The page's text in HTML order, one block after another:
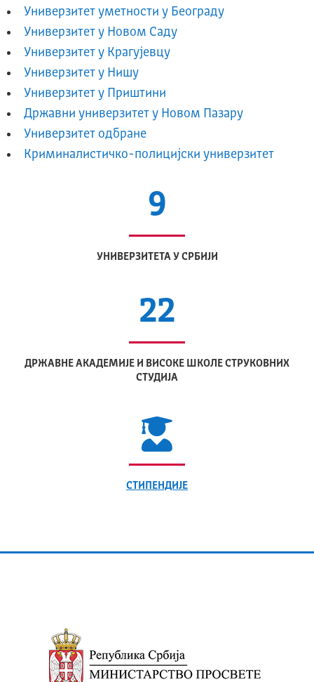
Универзитет уметности у Београду
Универзитет у Новом Саду
Универзитет у Крагујевцу
Универзитет у Нишу
Универзитет у Приштини
Државни универзитет у Новом Пазару
Универзитет одбране
Криминалистичко-полицијски универзитет
9
УНИВЕРЗИТЕТА У СРБИЈИ
22
ДРЖАВНЕ АКАДЕМИЈЕ И ВИСОКЕ ШКОЛЕ СТРУКОВНИХ
СТУДИЈА
СТИПЕНДИЈЕ